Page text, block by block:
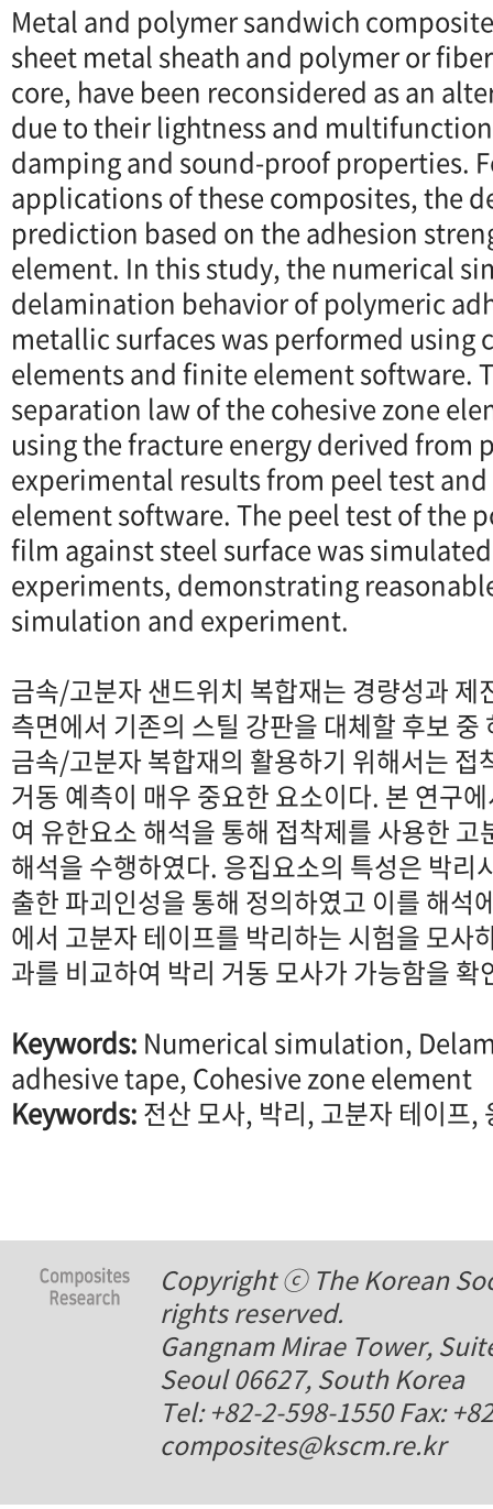
Metal and polymer sandwich
sheet metal sheath and polymer or
core, have been reconsidered as an
due to their lightness and
damping and sound-proof properties.
applications of these composites, the
prediction based on the adhesion
element. In this study, the numerical
delamination behavior of polymeric
metallic surfaces was performed using
elements and finite element software.
separation law of the cohesive zone
using the fracture energy derived from
experimental results from peel test
element software. The peel test of the
film against steel surface was
experiments, demonstrating
simulation and experiment.
금속/고분자 샌드위치 복합재는 경량성과 제
측면에서 기존의 스틸 강판을 대체할 후보
금속/고분자 복합재의 활용하기 위해서는 접
거동 예측이 매우 중요한 요소이다. 본 연구
여 유한요소 해석을 통해 접착제를 사용한
해석을 수행하였다. 응집요소의 특성은 박리
출한 파괴인성을 통해 정의하였고 이를 해석
에서 고분자 테이프를 박리하는 시험을 모사
과를 비교하여 박리 거동 모사가 가능함을 확
Keywords: Numerical simulation,
adhesive tape, Cohesive zone element
Keywords:전산 모사, 박리, 고분자 테이프,
Copyright ⓒ The Korean
rights reserved.
Gangnam Mirae Tower,
Seoul 06627, South Korea
Tel: +82-2-598-1550 Fax:
composites@kscm.re.kr